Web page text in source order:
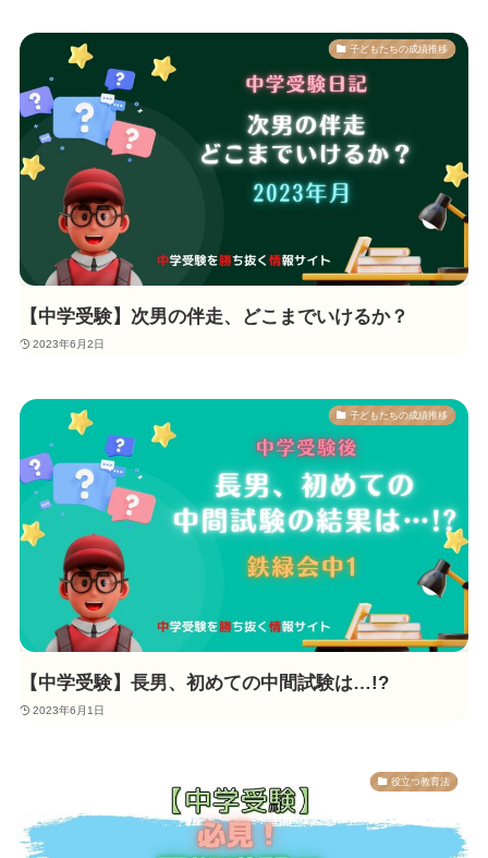
子どもたちの成績推移
【中学受験】次男の伴走、どこまでいけるか？
2023年6月2日
子どもたちの成績推移
【中学受験】長男、初めての中間試験は…!?
2023年6月1日
役立つ教育法